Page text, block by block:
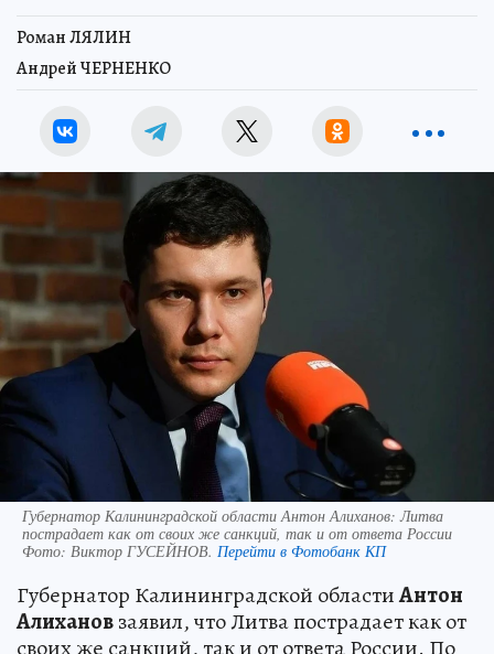
Роман ЛЯЛИН
Андрей ЧЕРНЕНКО
Губернатор Калининградской области Антон Алиханов: Литва
пострадает как от своих же санкций, так и от ответа России
Фото: Виктор ГУСЕЙНОВ. Перейти в Фотобанк КП
Губернатор Калининградской областиАнтон
Алихановзаявил, что Литва пострадает как от
своих же санкций, так и от ответа России. По